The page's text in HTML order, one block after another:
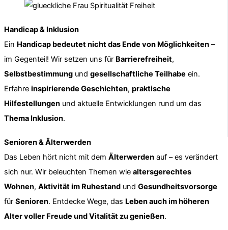
Handicap & Inklusion
Ein Handicap bedeutet nicht das Ende von Möglichkeiten –
im Gegenteil! Wir setzen uns für Barrierefreiheit,
Selbstbestimmung und gesellschaftliche Teilhabe ein.
Erfahre inspirierende Geschichten, praktische
Hilfestellungen und aktuelle Entwicklungen rund um das
Thema Inklusion.
Senioren & Älterwerden
Das Leben hört nicht mit dem Älterwerden auf – es verändert
sich nur. Wir beleuchten Themen wie altersgerechtes
Wohnen, Aktivität im Ruhestand und Gesundheitsvorsorge
für Senioren. Entdecke Wege, das Leben auch im höheren
Alter voller Freude und Vitalität zu genießen.